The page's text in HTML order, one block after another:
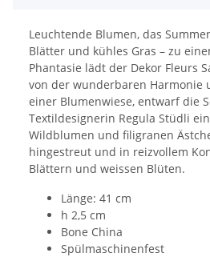
Leuchtende Blumen, das
Blätter und kühles Gras – zu
Phantasie lädt der Dekor Fleurs
von der wunderbaren Harmonie
einer Blumenwiese, entwarf die
Textildesignerin Regula Stüdli
Wildblumen und filigranen
hingestreut und in reizvollem
Blättern und weissen Blüten.
Länge: 41 cm
h 2,5 cm
Bone China
Spülmaschinenfest